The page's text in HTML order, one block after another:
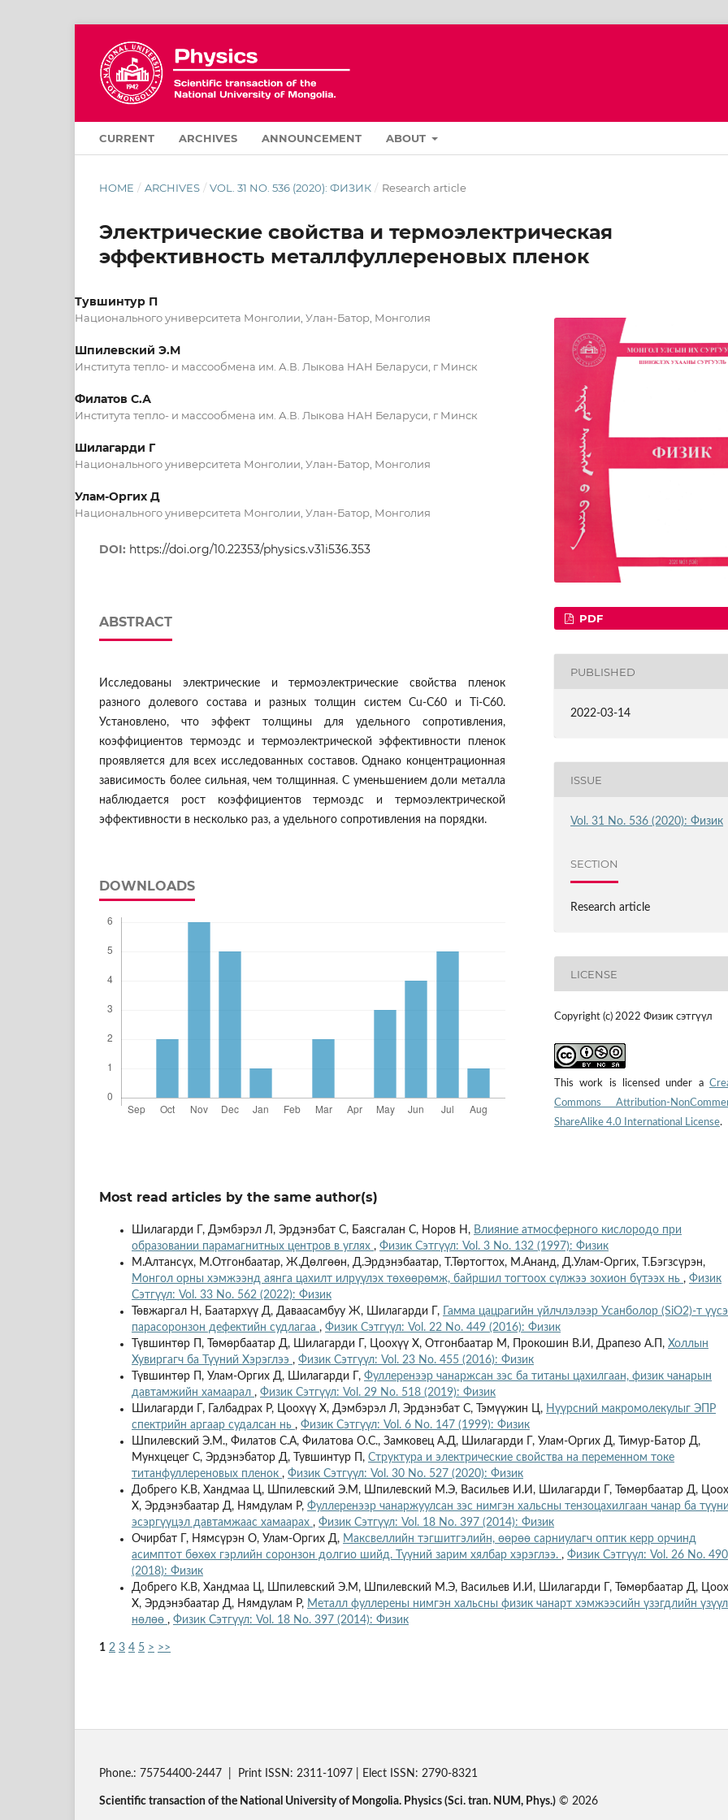
CURRENT ARCHIVES ANNOUNCEMENT ABOUT
HOME / ARCHIVES / VOL. 31 NO. 536 (2020): ФИЗИК / Research article
Электрические свойства и термоэлектрическая
эффективность металлфуллереновых пленок
Тувшинтур П
Национального университета Монголии, Улан-Батор, Монголия
Шпилевский Э.М
Института тепло- и массообмена им. А.В. Лыкова НАН Беларуси, г Минск
Филатов С.А
Института тепло- и массообмена им. А.В. Лыкова НАН Беларуси, г Минск
Шилагарди Г
Национального университета Монголии, Улан-Батор, Монголия
Улам-Оргих Д
Национального университета Монголии, Улан-Батор, Монголия
DOI: https://doi.org/10.22353/physics.v31i536.353
ABSTRACT
Исследованы электрические и термоэлектрические свойства пленок
разного долевого состава и разных толщин систем Cu-C60 и Ti-C60.
Установлено, что эффект толщины для удельного сопротивления,
коэффициентов термоэдс и термоэлектрической эффективности пленок
проявляется для всех исследованных составов. Однако концентрационная
зависимость более сильная, чем толщинная. С уменьшением доли металла
наблюдается рост коэффициентов термоэдс и термоэлектрической
эффективности в несколько раз, а удельного сопротивления на порядки.
DOWNLOADS
PDF
PUBLISHED
2022-03-14
ISSUE
Vol. 31 No. 536 (2020): Физик
SECTION
Research article
LICENSE
Copyright (c) 2022 Физик сэтгүүл
This work is licensed under a
Commons Attribution-
ShareAlike 4.0 International License.
Most read articles by the same author(s)
Шилагарди Г, Дэмбэрэл Л, Эрдэнэбат С, Баясгалан С, Норов Н, Влияние атмосферного кислородо при
образовании парамагнитных центров в углях , Физик Сэтгүүл: Vol. 3 No. 132 (1997): Физик
М.Алтансүх, М.Отгонбаатар, Ж.Дөлгөөн, Д.Эрдэнэбаатар, Т.Төртогтох, М.Ананд, Д.Улам-Оргих, Т.Бэгзсүрэн,
Монгол орны хэмжээнд аянга цахилт илрүүлэх төхөөрөмж, байршил тогтоох сүлжээ зохион бүтээх нь , Физик
Сэтгүүл: Vol. 33 No. 562 (2022): Физик
Төвжаргал Н, Баатархүү Д, Даваасамбуу Ж, Шилагарди Г,
Гамма цацрагийн үйлчлэлээр Усанболор (SiO2)-т
парасоронзон дефектийн судлагаа , Физик Сэтгүүл: Vol. 22 No. 449 (2016): Физик
Түвшинтөр П, Төмөрбаатар Д, Шилагарди Г, Цоохүү Х, Отгонбаатар М, Прокошин В.И, Драпезо А.П, Холлын
Хувиргагч ба Түүний Хэрэглээ , Физик Сэтгүүл: Vol. 23 No. 455 (2016): Физик
Түвшинтөр П, Улам-Оргих Д, Шилагарди Г, Фуллеренээр чанаржсан зэс ба титаны цахилгаан, физик чанарын
давтамжийн хамаарал , Физик Сэтгүүл: Vol. 29 No. 518 (2019): Физик
Шилагарди Г, Галбадрах Р, Цоохүү Х, Дэмбэрэл Л, Эрдэнэбат С, Тэмүүжин Ц, Нүүрсний макромолекулыг ЭПР
спектрийн аргаар судалсан нь , Физик Сэтгүүл: Vol. 6 No. 147 (1999): Физик
Шпилевский Э.М., Филатов С.А, Филатова О.С., Замковец А.Д, Шилагарди Г, Улам-Оргих Д, Тимур-Батор Д,
Мунхцецег С, Эрдэнэбатор Д, Тувшинтур П, Структура и электрические свойства на переменном токе
титанфуллереновых пленок , Физик Сэтгүүл: Vol. 30 No. 527 (2020): Физик
Добрего К.В, Хандмаа Ц, Шпилевский Э.М, Шпилевский М.Э, Васильев И.И, Шилагарди Г, Төмөрбаатар Д,
Х, Эрдэнэбаатар Д, Нямдулам Р, Фуллеренээр чанаржуулсан зэс нимгэн хальсны тензоцахилгаан чанар ба
эсэргүүцэл давтамжаас хамаарах , Физик Сэтгүүл: Vol. 18 No. 397 (2014): Физик
Очирбат Г, Нямсүрэн О, Улам-Оргих Д, Максвеллийн тэгшитгэлийн, өөрөө сарниулагч оптик керр орчинд
асимптот бөхөх гэрлийн соронзон долгио шийд. Түүний зарим хялбар хэрэглээ. , Физик Сэтгүүл: Vol. 26 No. 490
(2018): Физик
Добрего К.В, Хандмаа Ц, Шпилевский Э.М, Шпилевский М.Э, Васильев И.И, Шилагарди Г, Төмөрбаатар Д,
Х, Эрдэнэбаатар Д, Нямдулам Р, Металл фуллерены нимгэн хальсны физик чанарт хэмжээсийн үзэгдлийн
нөлөө , Физик Сэтгүүл: Vol. 18 No. 397 (2014): Физик
1 2 3 4 5 > >>
Phone.: 75754400-2447 | Print ISSN: 2311-1097 | Elect ISSN: 2790-8321
Scientific transaction of the National University of Mongolia. Physics (Sci. tran. NUM, Phys.) © 2026